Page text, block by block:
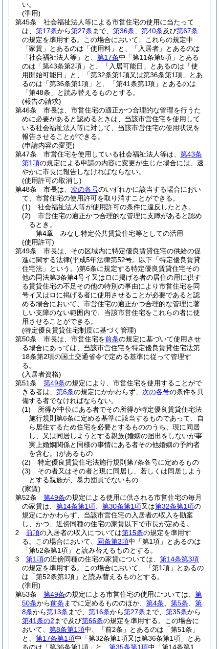
い。
(準用)
第45条
社会福祉法人等による市営住宅の使用に当たって
は、 第17条から第27条 まで、 第36条 第40条及び第67条
の規定を準用する。
この場合において、これらの規定中
「家賃」とあるのは「使用料」と、「入居者」とあるのは
「社会福祉法人等」と、 第17条中「第11条第5項」とある
のは「第43条第2項」と、「入居可能日」とあるのは「使
用開始可能日」と、「第32条第1項又は第36条第1項」とあ
るのは「第36条第1項」と、「第41条第1項」とあるのは
「第48条」と読み替えるものとする。
(報告の請求)
第46条
市長は、市営住宅の適正かつ合理的な管理を行うた
めに必要があると認めるときは、当該市営住宅を使用して
いる社会福祉法人等に対して、当該市営住宅の使用状況を
報告させることができる。
(申請内容の変更)
第47条
市営住宅を使用している社会福祉法人等は、 第43条
第1項の規定による申請の内容に変更が生じた場合には、速
やかに市長に報告しなければならない。
(使用許可の取消し)
第48条
市長は、 次の各号のいずれかに該当する場合におい
て、市営住宅の使用許可を取り消すことができる。
(1)
社会福祉法人等が使用許可の条件に違反したとき。
(2)
市営住宅の適正かつ合理的な管理に支障があると認め
るとき。
第4章
みなし特定公共賃貸住宅等としての活用
(使用許可)
第49条
市長は、その区域内に特定優良賃貸住宅の供給の促
進に関する法律(平成5年法律第52号。以下「特定優良賃貸
住宅法」という。)第6条に規定する特定優良賃貸住宅その
他の同法第3条第4号イ又はロに掲げる者の居住の用に供す
る賃貸住宅の不足その他の特別の事由により市営住宅を同
号イ又はロに掲げる者に使用させることが必要であると認
める場合において、市営住宅の適正かつ合理的な管理に著
しい支障のない範囲内で、当該市営住宅をこれらの者に使
用させることができる。
(特定優良賃貸住宅制度に基づく管理)
第50条
市長は、市営住宅を前条の規定に基づいて使用させ
る場合にあっては、当該市営住宅を特定優良賃貸住宅法第
18条第2項の国土交通省令で定める基準に従って管理す
る。
(入居者資格)
第51条
第49条の規定により、市営住宅を使用することがで
きる者は、 第6条の規定にかかわらず、 次の各号の条件を具
備する者でなければならない。
(1)
所得が中位にある者でその所得が特定優良賃貸住宅法
施行規則第6条に定める基準に該当するものであって、自
ら居住するため住宅を必要とするもののうち、現に同居
し、又は同居しようとする親族(婚姻の届出をしないが事
実上婚姻関係と同様の事情にある者その他婚姻の予約者
を含む。)があるもの
(2)
特定優良賃貸住宅法施行規則第7条各号に定めるもの
(3)
その者又はその者と現に同居し、若しくは同居しよう
とする親族が、暴力団員でないもの
(家賃)
第52条
第49条の規定による使用に供される市営住宅の毎月
の家賃は、 第14条第1項 第30条第1項又は第32条第1項の
規定にかかわらず、当該市営住宅の入居者の収入を勘案
し、かつ、近傍同種の住宅の家賃以下で市長が定める。
2
前項の入居者の収入については第15条の規定を準用す
る。
この場合において、 同条第3項中「第1項」とあるのは
「第52条第1項」と読み替えるものとする。
3
第1項の近傍同種の住宅の家賃については、 第14条第3項
の規定を準用する。
この場合において、「第1項」とあるの
は「第52条第1項」と読み替えるものとする。
(準用)
第53条
第49条の規定による市営住宅の使用については、 第
50条から前条 までに定めるもののほか、 第4条 第5条
第
8条から第13条 まで、 第16条から第27条 まで、 第35条から
第41条の2 まで及び第66条の規定を準用する。
この場合に
おいて、 第8条第1項中、「前2条」とあるのは「第51条」
と、 第17条第1項中「第32条第1項又は第36条第1項」とあ
るのは「第36条第1項」と、 第35条第1項中「第14条第1